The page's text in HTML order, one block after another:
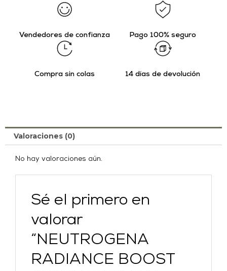
Vendedores de confianza Pago 100% seguro
Compra sin colas 14 días de devolución
Valoraciones (0)
No hay valoraciones aún.
Sé el primero en
valorar
“NEUTROGENA
RADIANCE BOOST